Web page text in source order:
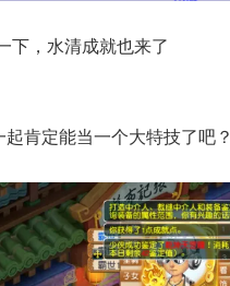
下，水清成就也来了
肯定能当一个大特技了吧？